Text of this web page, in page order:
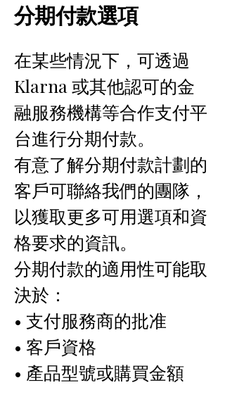
分期付款選項
在某些情況下，可透過
Klarna 或其他認可的金
融服務機構等合作支付平
台進行分期付款。
有意了解分期付款計劃的
客戶可聯絡我們的團隊，
以獲取更多可用選項和資
格要求的資訊。
分期付款的適用性可能取
決於：
• 支付服務商的批准
• 客戶資格
• 產品型號或購買金額